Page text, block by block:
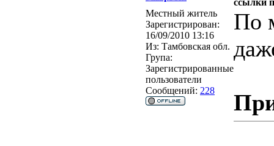
ссылки
Местный житель
Зарегистрирован:
16/09/2010 13:16
Из: Тамбовская обл.
Група:
Зарегистрированные
пользователи
Сообщений: 228
По